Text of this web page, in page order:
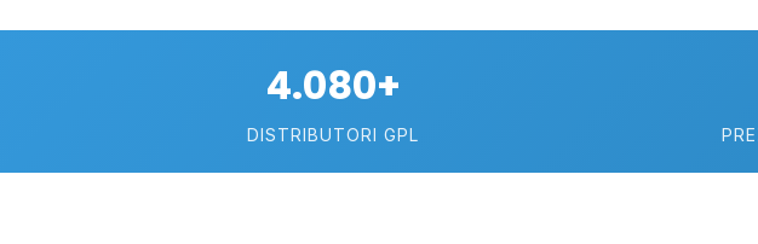
4.080+
DISTRIBUTORI GPL